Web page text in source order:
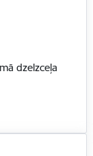
dzelzceļa